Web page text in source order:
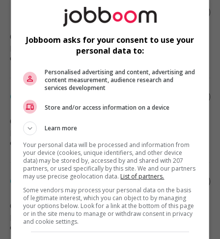
Québec, QC
Restauration, hôtellerie, tourisme
et loisirs
Cuisinier/cuisinière
Québec
Restauration, hôtellerie, tourisme
et loisirs
Cuisinier/cuisinière
Québec, QC
Restauration, hôtellerie, tourisme
et loisirs
Jobboom asks for your consent to use your
personal data to:
Personalised advertising and content, advertising and
content measurement, audience research and
services development
Store and/or access information on a device
Learn more
Your personal data will be processed and information from
your device (cookies, unique identifiers, and other device
data) may be stored by, accessed by and shared with 207
partners, or used specifically by this site. We and our partners
may use precise geolocation data. List of partners.
Some vendors may process your personal data on the basis
of legitimate interest, which you can object to by managing
your options below. Look for a link at the bottom of this page
or in the site menu to manage or withdraw consent in privacy
and cookie settings.